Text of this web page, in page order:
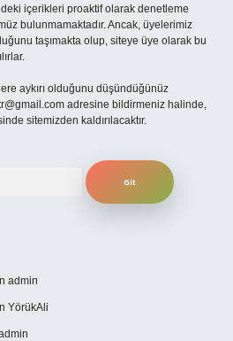
içerikleri proaktif olarak denetleme
bulunmamaktadır. Ancak, üyelerimiz
taşımakta olup, siteye üye olarak bu
aykırı olduğunu düşündüğünüz
adresine bildirmeniz halinde,
sitemizden kaldırılacaktır.
admin
YörükAli